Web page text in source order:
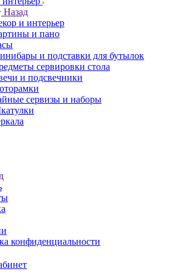
Назад
и интерьер
и пано
и подставки для бутылок
сервировки стола
и подсвечники
сервизы и наборы
конфиденциальности